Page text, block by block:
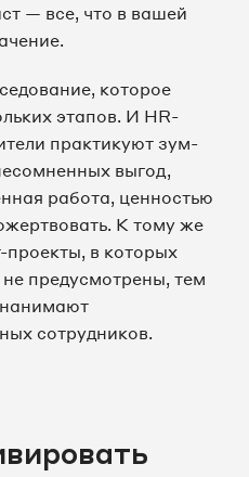
— все, что в вашей
которое
этапов. И HR-
практикуют зум-
выгод,
работа, ценностью
К тому же
проекты, в которых
предусмотрены, тем
сотрудников.